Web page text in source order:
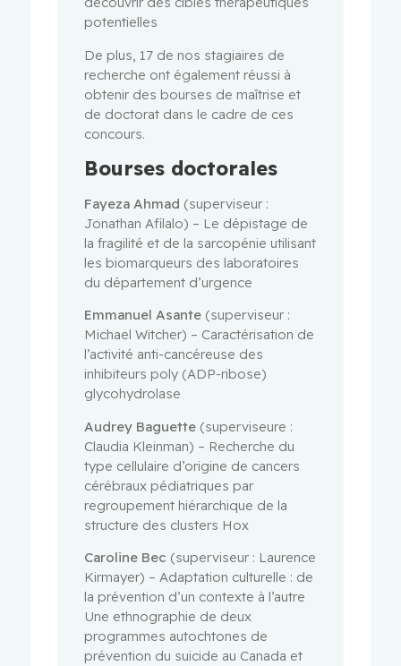
potentielles
De plus, 17 de nos stagiaires de
recherche ont également réussi à
obtenir des bourses de maîtrise et
de doctorat dans le cadre de ces
concours.
Bourses doctorales
Fayeza Ahmad (superviseur :
Jonathan Afilalo) – Le dépistage de
la fragilité et de la sarcopénie utilisant
les biomarqueurs des laboratoires
du département d’urgence
Emmanuel Asante (superviseur :
Michael Witcher) – Caractérisation de
l’activité anti-cancéreuse des
inhibiteurs poly (ADP-ribose)
glycohydrolase
Audrey Baguette (superviseure :
Claudia Kleinman) – Recherche du
type cellulaire d’origine de cancers
cérébraux pédiatriques par
regroupement hiérarchique de la
structure des clusters Hox
Caroline Bec (superviseur : Laurence
Kirmayer) – Adaptation culturelle : de
la prévention d’un contexte à l’autre
Une ethnographie de deux
programmes autochtones de
prévention du suicide au Canada et